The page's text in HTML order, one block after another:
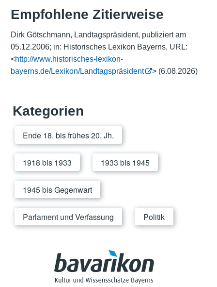
Empfohlene Zitierweise
Dirk Götschmann, Landtagspräsident, publiziert am
05.12.2006; in: Historisches Lexikon Bayerns, URL:
<http://www.historisches-lexikon-
bayerns.de/Lexikon/Landtagspräsident
> (6.08.2026)
Kategorien
Ende 18. bis frühes 20. Jh.
1918 bis 1933 1933 bis 1945
1945 bis Gegenwart
Parlament und Verfassung Politik